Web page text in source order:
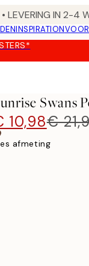
LEVERING IN 2-4
INSPIRATION
Swans
10,98€
afmeting